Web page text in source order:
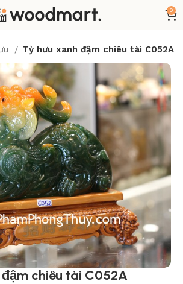
0
Tỳ hưu xanh đậm chiêu tài C052A
chiêu tài C052A